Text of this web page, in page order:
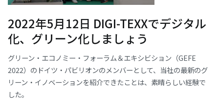
2022年5月12日 DIGI-TEXXでデジタル
化、グリーン化しましょう
グリーン・エコノミー・フォーラム＆エキシビション（GEFE
2022）のドイツ・パビリオンのメンバーとして、当社の最新のグ
リーン・イノベーションを紹介できたことは、素晴らしい経験で
した。